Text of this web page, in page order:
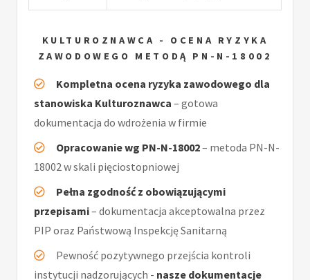
KULTUROZNAWCA - OCENA RYZYKA
ZAWODOWEGO METODĄ PN-N-18002
Kompletna ocena ryzyka zawodowego dla
stanowiska Kulturoznawca – gotowa
dokumentacja do wdrożenia w firmie
Opracowanie wg PN-N-18002– metoda PN-N-
18002 w skali pięciostopniowej
Pełna zgodność z obowiązującymi
przepisami– dokumentacja akceptowalna przez
PIP oraz Państwową Inspekcję Sanitarną
Pewność pozytywnego przejścia kontroli
instytucji nadzorujących - nasze dokumentacje